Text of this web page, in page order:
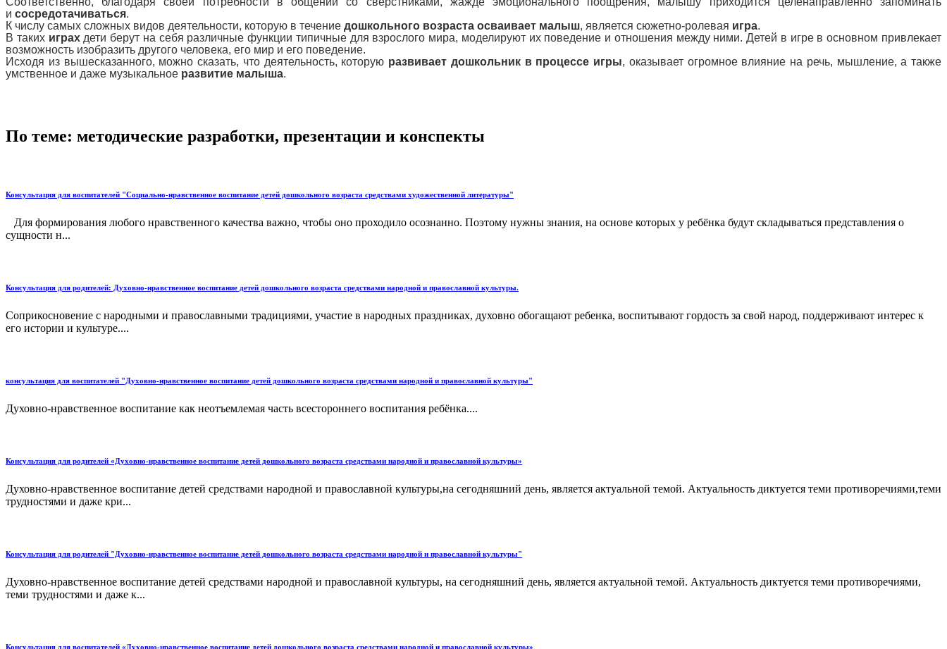
и сосредотачиваться.
К числу самых сложных видов деятельности, которую в течение дошкольного возраста осваивает малыш, является сюжетно-ролевая игра.
В таких играхдети берут на себя различные функции типичные для взрослого мира, моделируют их поведение и отношения между ними. Детей в игре в основном привлекает
возможность изобразить другого человека, его мир и его поведение.
Исходя из вышесказанного, можно сказать, что деятельность, которую развивает дошкольник в процессе игры, оказывает огромное влияние на речь, мышление, а также
умственное и даже музыкальное развитие малыша.
По теме: методические разработки, презентации и конспекты
Консультация для воспитателей "Социально-нравственное воспитание детей дошкольного возраста средствами художественной литературы"
Для формирования любого нравственного качества важно, чтобы оно проходило осознанно. Поэтому нужны знания, на основе которых у ребёнка будут складываться представления о
сущности н...
Консультация для родителей: Духовно-нравственное воспитание детей дошкольного возраста средствами народной и православной культуры.
Соприкосновение с народными и православными традициями, участие в народных праздниках, духовно обогащают ребенка, воспитывают гордость за свой народ, поддерживают интерес к
его истории и культуре....
консультация для воспитателей "Духовно-нравственное воспитание детей дошкольного возраста средствами народной и православной культуры"
Духовно-нравственное воспитание как неотъемлемая часть всестороннего воспитания ребёнка....
Консультация для родителей «Духовно-нравственное воспитание детей дошкольного возраста средствами народной и православной культуры»
Духовно-нравственное воспитание детей средствами народной и православной культуры,на сегодняшний день, является актуальной темой. Актуальность диктуется теми противоречиями,теми
трудностями и даже кри...
Консультация для родителей "Духовно-нравственное воспитание детей дошкольного возраста средствами народной и православной культуры"
Духовно-нравственное воспитание детей средствами народной и православной культуры, на сегодняшний день, является актуальной темой. Актуальность диктуется теми противоречиями,
теми трудностями и даже к...
Консультация для воспитателей «Духовно-нравственное воспитание детей дошкольного возраста средствами народной и православной культуры»